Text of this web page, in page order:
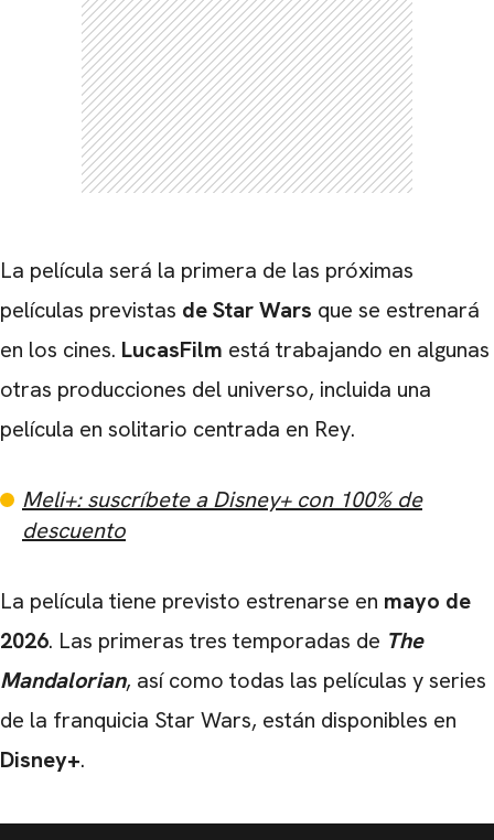
La película será la primera de las próximas
películas previstas de Star Wars que se estrenará
en los cines. LucasFilm está trabajando en algunas
otras producciones del universo, incluida una
película en solitario centrada en Rey.
Meli+: suscríbete a Disney+ con 100% de
descuento
La película tiene previsto estrenarse en mayo de
2026. Las primeras tres temporadas de The
Mandalorian, así como todas las películas y series
de la franquicia Star Wars, están disponibles en
Disney+.